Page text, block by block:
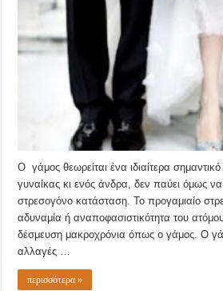
Ο γάμος θεωρείται ένα ιδιαίτερα
γυναίκας κι ενός άνδρα, δεν παύει όμως να
στρεσογόνο κατάσταση. Το προγαμιαίο
αδυναμία ή αναποφασιστικότητα του
δέσμευση μακροχρόνια όπως ο γάμος. Ο
αλλαγές …
περισσότερα »